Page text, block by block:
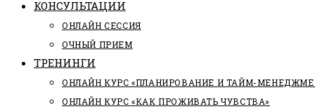
КОНСУЛЬТАЦИИ
ОНЛАЙН СЕССИЯ
ОЧНЫЙ ПРИЕМ
ТРЕНИНГИ
ОНЛАЙН КУРС «ПЛАНИРОВАНИЕ И ТАЙМ-
ОНЛАЙН КУРС «КАК ПРОЖИВАТЬ ЧУВСТВА»